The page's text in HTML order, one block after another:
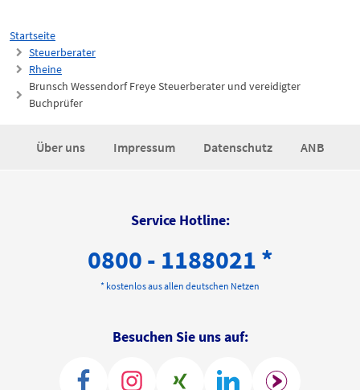
Startseite
Steuerberater
Rheine
Brunsch Wessendorf Freye Steuerberater und vereidigter
Buchprüfer
Über uns Impressum Datenschutz ANB
Service Hotline:
0800 - 1188021 *
* kostenlos aus allen deutschen Netzen
Besuchen Sie uns auf: